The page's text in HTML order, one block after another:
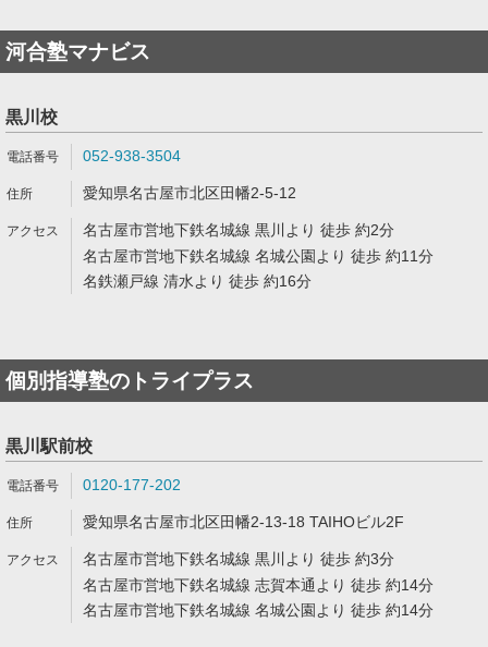
河合塾マナビス
黒川校
052-938-3504
愛知県名古屋市北区田幡2-5-12
名古屋市営地下鉄名城線 黒川より 徒歩 約2分
名古屋市営地下鉄名城線 名城公園より 徒歩 約11分
名鉄瀬戸線 清水より 徒歩 約16分
個別指導塾のトライプラス
黒川駅前校
0120-177-202
愛知県名古屋市北区田幡2-13-18 TAIHOビル2F
名古屋市営地下鉄名城線 黒川より 徒歩 約3分
名古屋市営地下鉄名城線 志賀本通より 徒歩 約14分
名古屋市営地下鉄名城線 名城公園より 徒歩 約14分